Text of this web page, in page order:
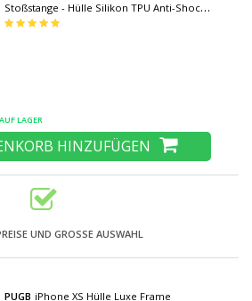
Stoßstange - Hülle Silikon TPU Anti-Shock
Hellgrün
AUF LAGER
HINZUFÜGEN
UND GROSSE AUSWAHL
PUGB iPhone XS Hülle Luxe Frame